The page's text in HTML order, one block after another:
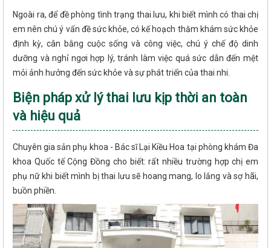
Ngoài ra, để đề phòng tình trạng thai lưu, khi biết mình có thai chị
em nên chú ý vấn đề sức khỏe, có kế hoạch thăm khám sức khỏe
định kỳ, cân bằng cuộc sống và công việc, chú ý chế độ dinh
dưỡng và nghỉ ngơi hợp lý, tránh làm việc quá sức dẫn đến mệt
mỏi ảnh hưởng đến sức khỏe và sự phát triển của thai nhi.
Biện pháp xử lý thai lưu kịp thời an toàn
và hiệu quả
Chuyên gia sản phụ khoa - Bác sĩ Lại Kiều Hoa tại phòng khám Đa
khoa Quốc tế Cộng Đồng cho biết: rất nhiều trường hợp chị em
phụ nữ khi biết mình bị thai lưu sẽ hoang mang, lo lắng và sợ hãi,
buồn phiền.